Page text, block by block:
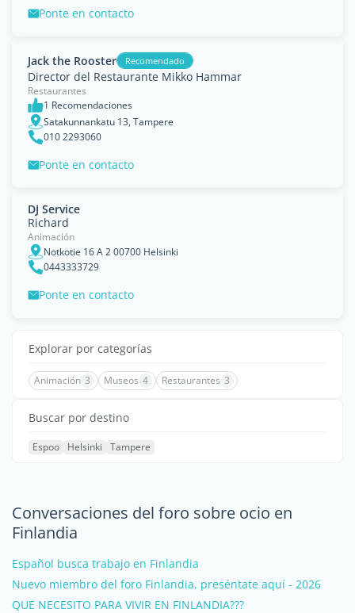
Ponte en contacto
Jack the Rooster Recomendado
Director del Restaurante Mikko Hammar
Restaurantes
1 Recomendaciones
Satakunnankatu 13, Tampere
010 2293060
Ponte en contacto
DJ Service
Richard
Animación
Notkotie 16 A 2 00700 Helsinki
0443333729
Ponte en contacto
Explorar por categorías
Animación 3 Museos 4 Restaurantes 3
Buscar por destino
Espoo Helsinki Tampere
Conversaciones del foro sobre ocio en
Finlandia
Español busca trabajo en Finlandia
Nuevo miembro del foro Finlandia, preséntate aquí - 2026
QUE NECESITO PARA VIVIR EN FINLANDIA???